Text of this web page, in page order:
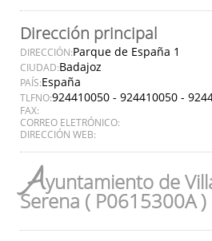
Dirección principal
DIRECCIÓN:Parque de España 1
CIUDAD:Badajoz
PAÍS:España
TLFNO:924410050 - 924410050 -
FAX:
CORREO ELETRÓNICO:
DIRECCIÓN WEB:
Ayuntamiento de
Serena ( P0615300A )